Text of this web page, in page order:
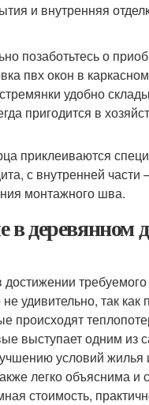
и внутренняя
позаботьтесь о
пвх окон в
удобно
пригодится в
приклеиваются
с внутренней части
монтажного шва.
деревянном
удивительно, так
происходят
выступает одним из
условий
легко объяснима и
стоимость,